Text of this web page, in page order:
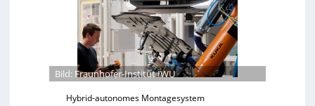
r
S
o
f
t
w
o
f
e
r
-
I
Bild: Fraunhofer-Institut IWU
Hybrid-autonomes Montagesystem